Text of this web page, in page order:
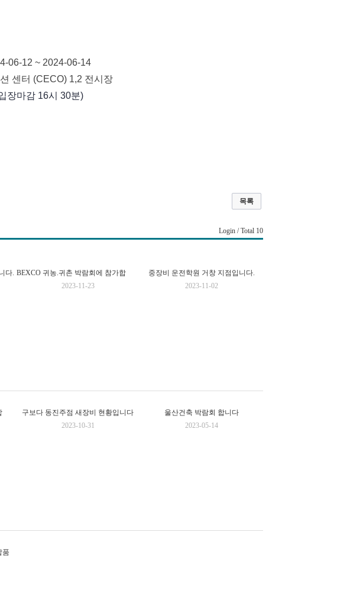
06-12 ~ 2024-06-14
센터 (CECO) 1,2 전시장
장마감 16시 30분)
목록
Login / Total 10
다.
2023-11-23
중장비 운전학원 거창 지점입니다.
2023-11-02
구보다 동진주점 새장비 현황입니다
2023-10-31
울산건축 박람회 합니다
2023-05-14
품